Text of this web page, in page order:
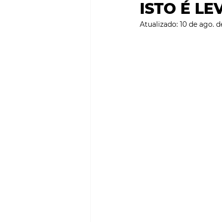
SMART CITIES &
ISTO É
Atualizado: 10 de ago.